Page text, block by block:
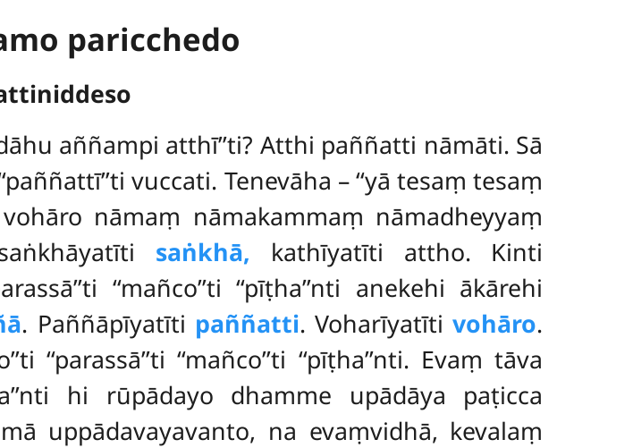
paricchedo
aññampi atthī’’ti? Atthi paññatti nāmāti. Sā
vuccati. Tenevāha – ‘‘yā tesaṃ tesaṃ
nāmaṃ nāmakammaṃ nāmadheyyaṃ
saṅkhā, kathīyatīti attho. Kinti
‘‘mañco’’ti ‘‘pīṭha’’nti anekehi ākārehi
. Paññāpīyatīti paññatti. Voharīyatītivohāro.
‘‘parassā’’ti ‘‘mañco’’ti ‘‘pīṭha’’nti. Evaṃ tāva
hi rūpādayo dhamme upādāya paṭicca
uppādavayavanto, na evaṃvidhā, kevalaṃ